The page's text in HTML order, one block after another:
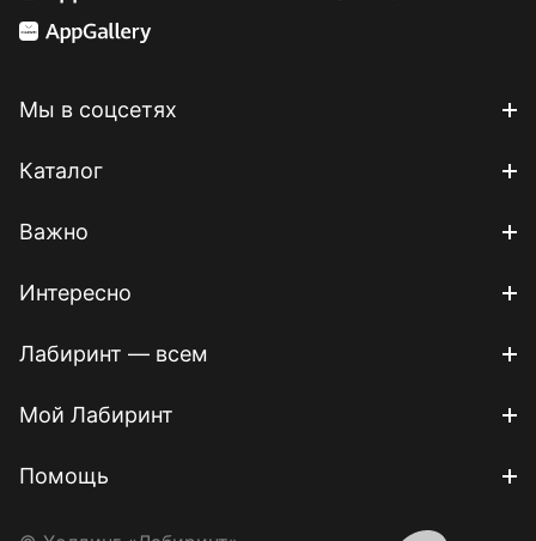
Мы в соцсетях
Каталог
Важно
Интересно
Лабиринт — всем
Мой Лабиринт
Помощь